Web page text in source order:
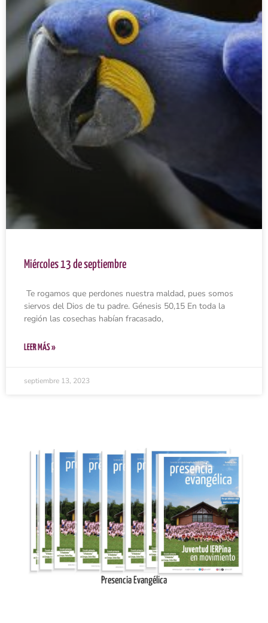
Miércoles 13 de septiembre
Te rogamos que perdones nuestra maldad, pues somos
siervos del Dios de tu padre. Génesis 50,15 En toda la
región las cosechas habían fracasado,
LEER MÁS »
septiembre 13, 2023
Ingresar
Presencia Evangélica